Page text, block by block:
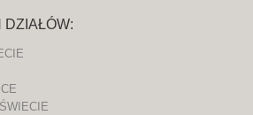
DZIAŁÓW: